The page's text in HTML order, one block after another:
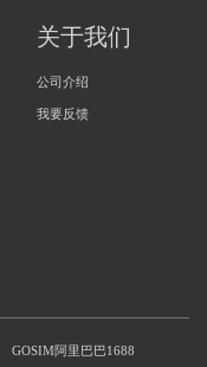
关于我们
公司介绍
我要反馈
GOSIM阿里巴巴1688